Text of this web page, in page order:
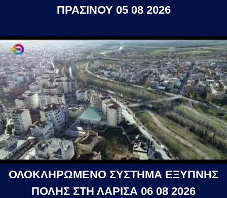
ΠΡΑΣΙΝΟΥ 05 08 2026
ΟΛΟΚΛΗΡΩΜΕΝΟ ΣΥΣΤΗΜΑ ΕΞΥΠΝΗΣ
ΠΟΛΗΣ ΣΤΗ ΛΑΡΙΣΑ 06 08 2026